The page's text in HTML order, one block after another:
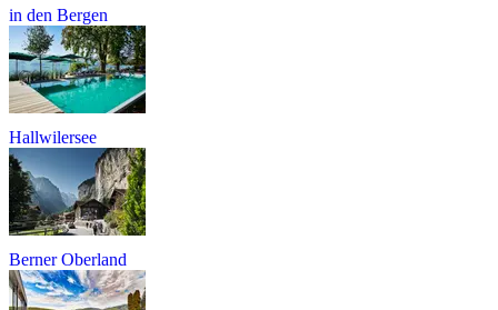
in den Bergen
Hallwilersee
Berner Oberland